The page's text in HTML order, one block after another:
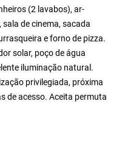
(2 lavabos), ar-
de cinema, sacada
e forno de pizza.
solar, poço de água
iluminação natural.
privilegiada, próxima
de acesso. Aceita permuta